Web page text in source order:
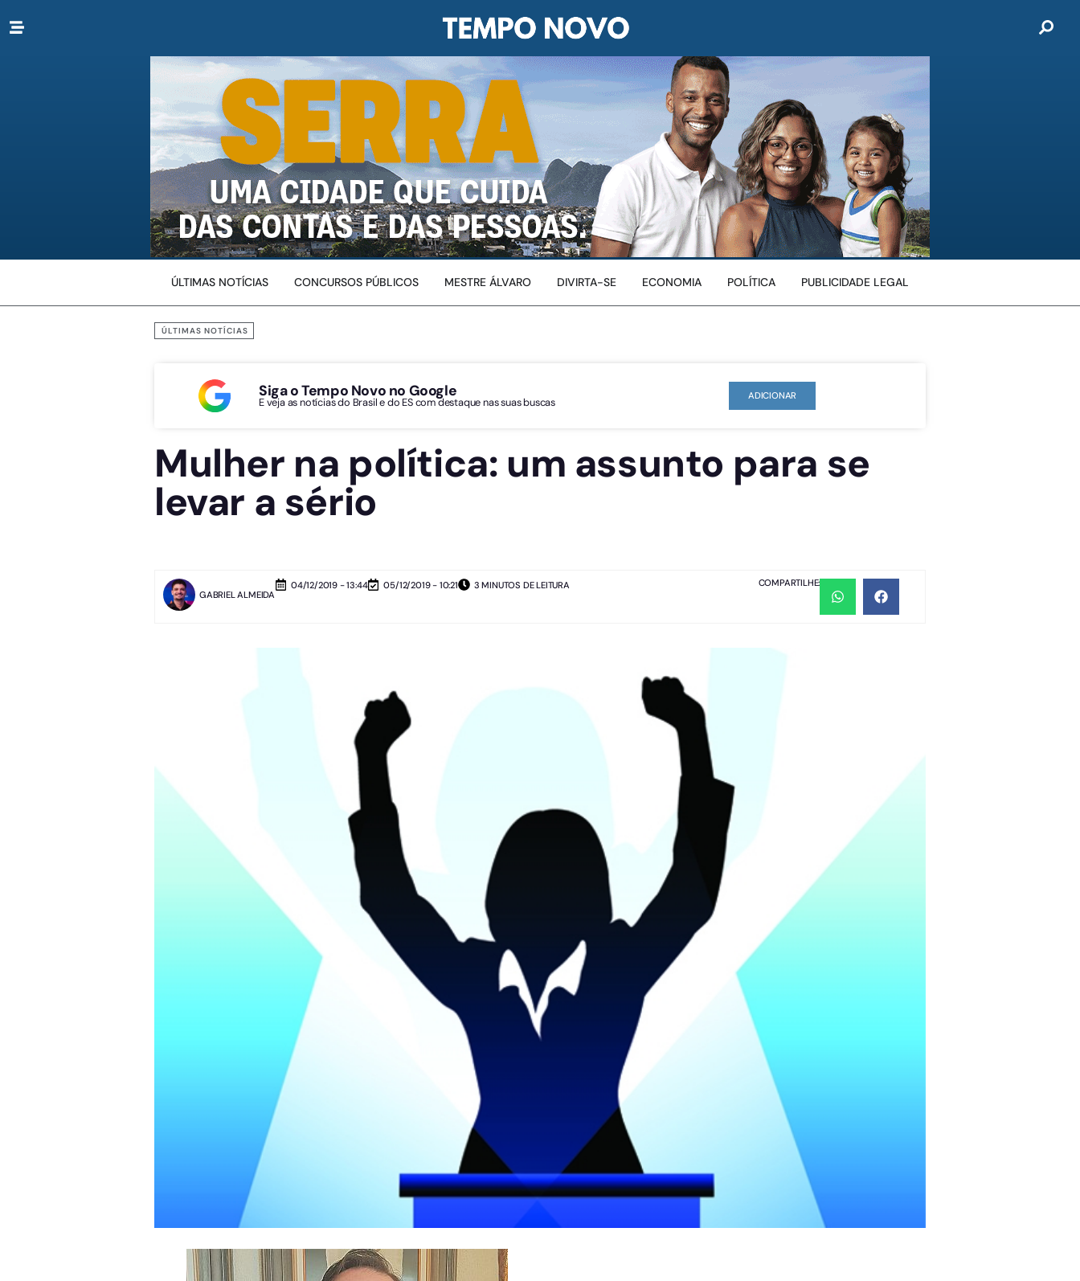
ÚLTIMAS NOTÍCIAS CONCURSOS PÚBLICOS MESTRE ÁLVARO DIVIRTA-SE ECONOMIA POLÍTICA PUBLICIDADE LEGAL
ÚLTIMAS NOTÍCIAS
Siga o Tempo Novo no Google
E veja as notícias do Brasil e do ES com destaque nas suas buscas ADICIONAR
Mulher na política: um assunto para se
levar a sério
GABRIEL ALMEIDA
04/12/2019 - 13:44 05/12/2019 - 10:21 3 MINUTOS DE LEITURA COMPARTILHE: